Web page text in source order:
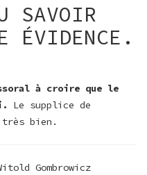
SAVOIR
ÉVIDENCE.
à croire que le
Le supplice de
très bien.
Gombrowicz